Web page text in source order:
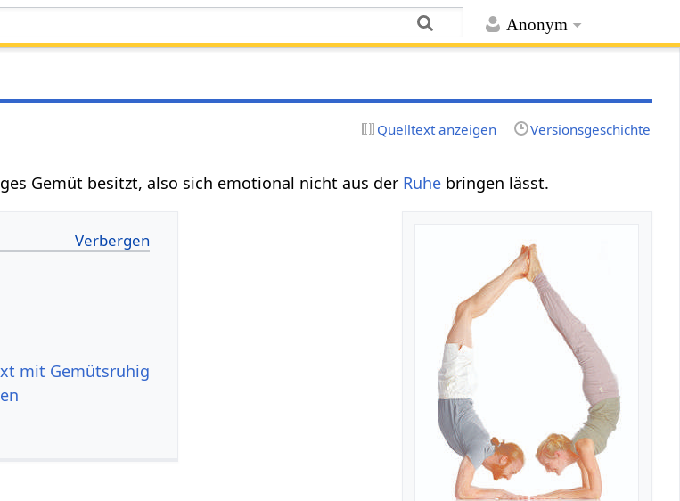
Anonym
Quelltext anzeigen Versionsgeschichte
Gemüt besitzt, also sich emotional nicht aus der Ruhe bringen lässt.